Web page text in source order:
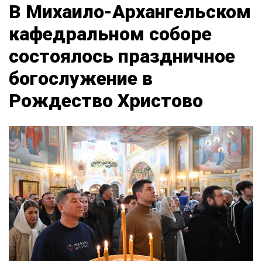
В Михаило-Архангельском
кафедральном соборе
состоялось праздничное
богослужение в
Рождество Христово